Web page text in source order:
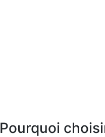
Pourquoi